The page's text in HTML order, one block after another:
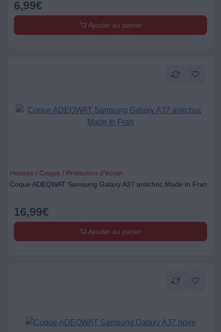
6,99€
Ajouter au panier
Housse / Coque / Protection d'écran
Coque ADEQWAT Samsung Galaxy A37 antichoc Made In Fran
16,99€
Ajouter au panier